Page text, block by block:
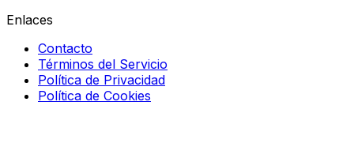
Enlaces
Contacto
Términos del Servicio
Política de Privacidad
Política de Cookies